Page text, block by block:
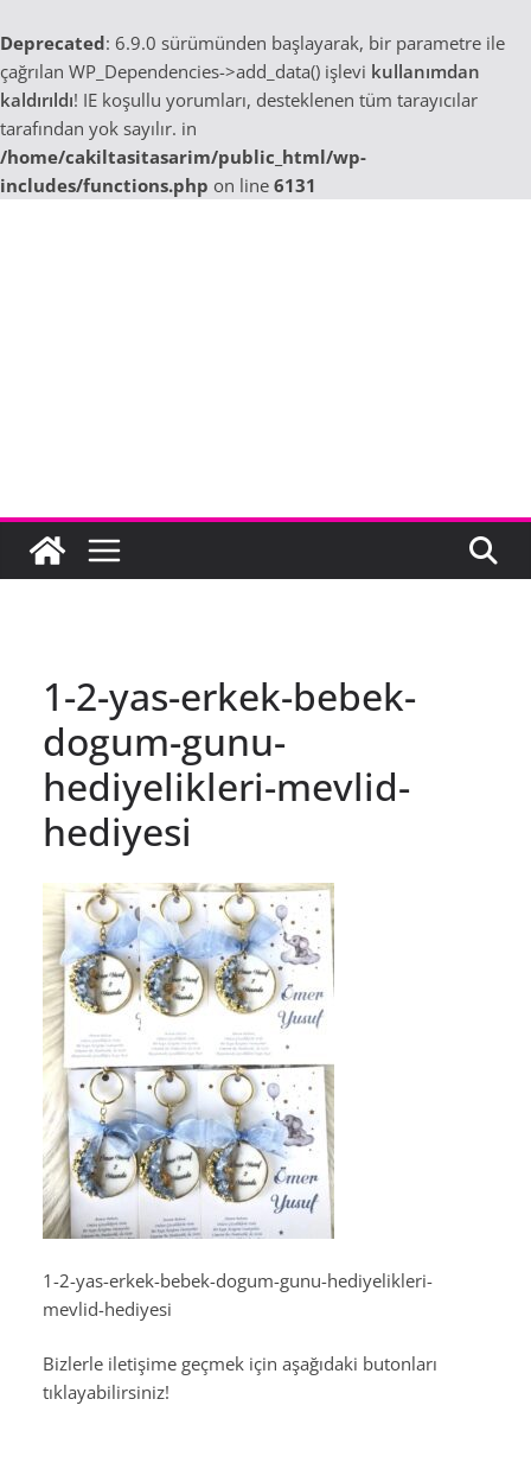
Deprecated: 6.9.0 sürümünden başlayarak, bir parametre ile
çağrılan WP_Dependencies->add_data() işlevi kullanımdan
kaldırıldı! IE koşullu yorumları, desteklenen tüm tarayıcılar
tarafından yok sayılır. in
/home/cakiltasitasarim/public_html/wp-
includes/functions.php on line 6131
1-2-yas-erkek-bebek-
dogum-gunu-
hediyelikleri-mevlid-
hediyesi
1-2-yas-erkek-bebek-dogum-gunu-hediyelikleri-
mevlid-hediyesi
Bizlerle iletişime geçmek için aşağıdaki butonları
tıklayabilirsiniz!